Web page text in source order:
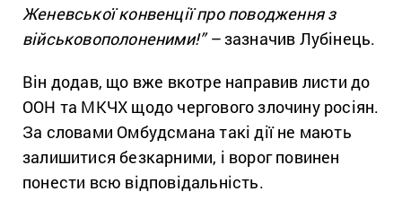
Женевської конвенції про поводження з
військовополоненими!” –зазначив Лубінець.
Він додав, що вже вкотре направив листи до
ООН та МКЧХ щодо чергового злочину росіян.
За словами Омбудсмана такі дії не мають
залишитися безкарними, і ворог повинен
понести всю відповідальність.